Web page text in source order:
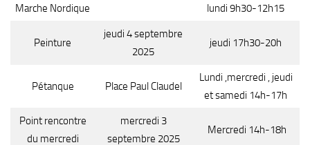
Marche Nordique lundi 9h30-12h15
Peinture
jeudi 4 septembre
2025
jeudi 17h30-20h
Pétanque Place Paul Claudel
Lundi ,mercredi , jeudi
et samedi 14h-17h
Point rencontre
du mercredi
mercredi 3
septembre 2025
Mercredi 14h-18h